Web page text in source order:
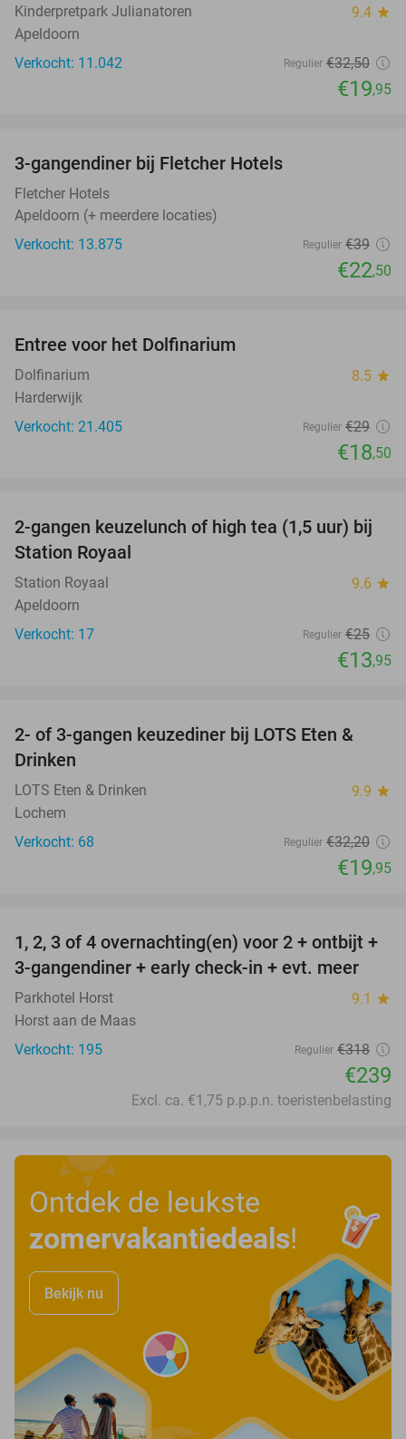
Kinderpretpark Julianatoren 9.4 star
Apeldoorn
Verkocht: 11.042
Regulier €32,50
€19,95
3-gangendiner bij Fletcher Hotels
Fletcher Hotels
Apeldoorn (+ meerdere locaties)
Verkocht: 13.875
Regulier €39
€22,50
Entree voor het Dolfinarium
Dolfinarium 8.5 star
Harderwijk
Verkocht: 21.405
Regulier €29
€18,50
44%
2-gangen keuzelunch of high tea (1,5 uur) bij
Station Royaal
Station Royaal 9.6 star
Apeldoorn
Verkocht: 17
Regulier €25
€13,95
38%
2- of 3-gangen keuzediner bij LOTS Eten &
Drinken
LOTS Eten & Drinken 9.9 star
Lochem
Verkocht: 68
Regulier €32,20
€19,95
25%
1, 2, 3 of 4 overnachting(en) voor 2 + ontbijt +
3-gangendiner + early check-in + evt. meer
Parkhotel Horst 9.1 star
Horst aan de Maas
Verkocht: 195
Regulier €318
€239
Excl. ca. €1,75 p.p.p.n. toeristenbelasting
Ontdek de leukste
zomervakantiedeals!
Bekijk nu